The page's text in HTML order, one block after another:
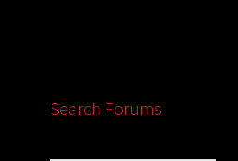
Search Forums